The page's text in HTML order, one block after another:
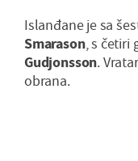
Islanđane je sa
Smarason, s četiri
Gudjonsson.
obrana.